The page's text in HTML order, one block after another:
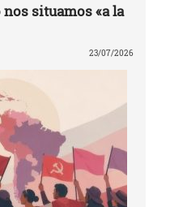
situamos «a la
23/07/2026